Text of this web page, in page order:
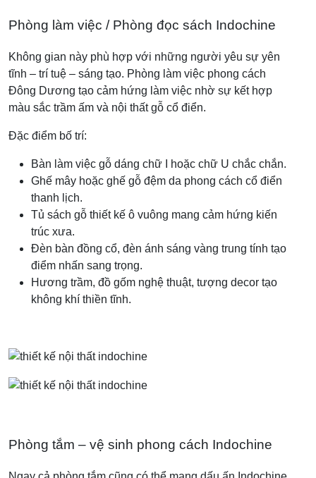
Phòng làm việc / Phòng đọc sách Indochine
Không gian này phù hợp với những người yêu sự yên
tĩnh – trí tuệ – sáng tạo. Phòng làm việc phong cách
Đông Dương tạo cảm hứng làm việc nhờ sự kết hợp
màu sắc trầm ấm và nội thất gỗ cổ điển.
Đặc điểm bố trí:
Bàn làm việc gỗ dáng chữ I hoặc chữ U chắc chắn.
Ghế mây hoặc ghế gỗ đệm da phong cách cổ điển
thanh lịch.
Tủ sách gỗ thiết kế ô vuông mang cảm hứng kiến
trúc xưa.
Đèn bàn đồng cổ, đèn ánh sáng vàng trung tính tạo
điểm nhấn sang trọng.
Hương trầm, đồ gốm nghệ thuật, tượng decor tạo
không khí thiền tĩnh.
Phòng tắm – vệ sinh phong cách Indochine